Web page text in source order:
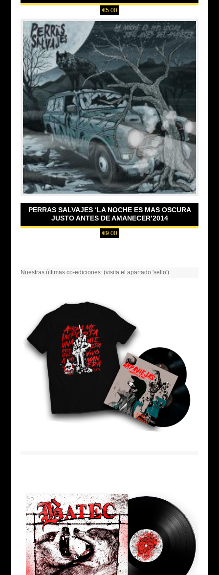
€5.00
PERRAS SALVAJES ‘LA NOCHE ES MAS OSCURA
JUSTO ANTES DE AMANECER’2014
€9.00
Nuestras últimas co-ediciones: (visita el apartado 'sello')